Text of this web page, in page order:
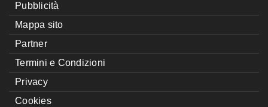
Pubblicità
Mappa sito
Partner
Termini e Condizioni
Privacy
Cookies